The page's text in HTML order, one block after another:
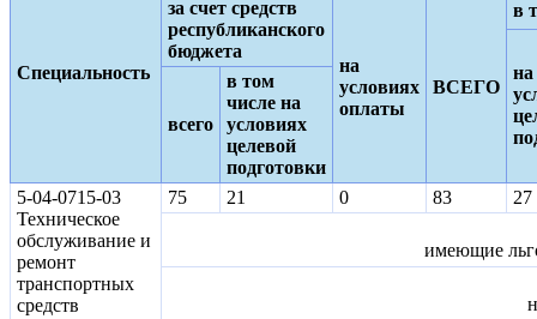
Специальность
за счет средств
республиканского
бюджета
на
условиях
оплаты
ВСЕГО
в
на
всего
в том
числе на
условиях
целевой
подготовки
5-04-0715-03
Техническое
обслуживание и
ремонт
транспортных
средств
75 21 0 83 27
имеющие